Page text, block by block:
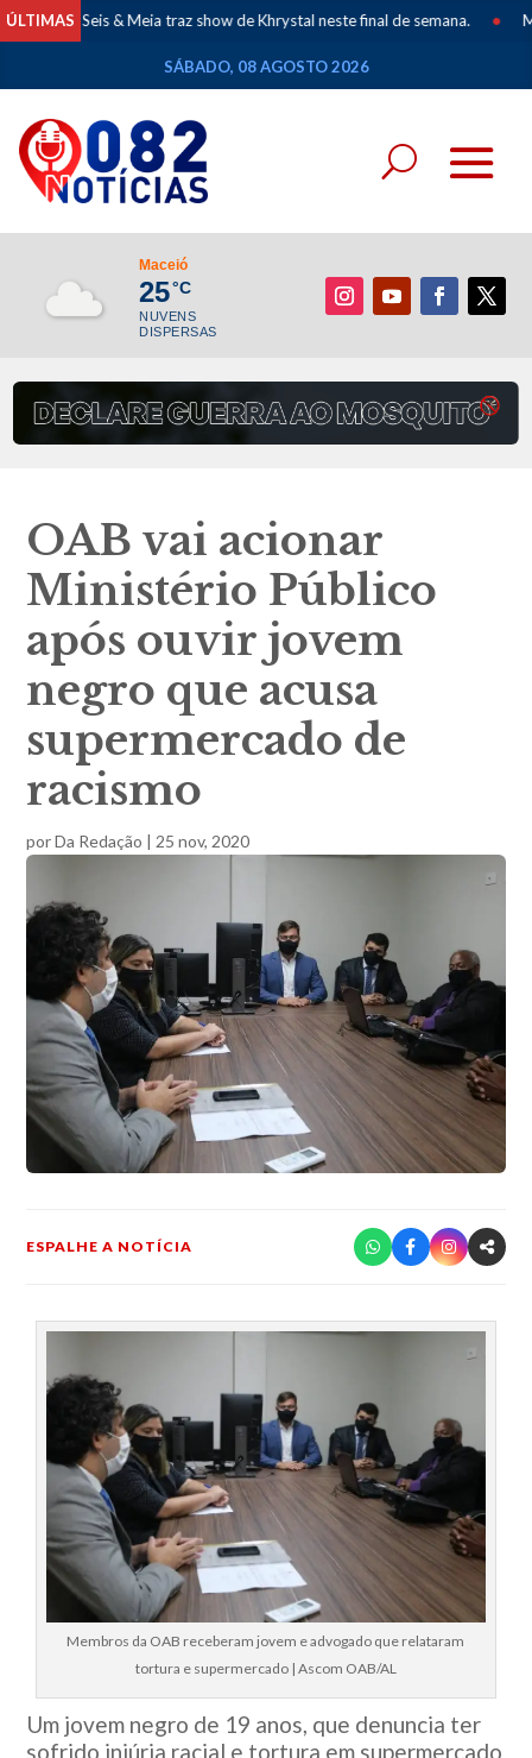
ÚLTIMAS
Seis & Meia traz show de Khrystal neste final de semana. •
SÁBADO, 08 AGOSTO 2026
Maceió
25°C
NUVENS
DISPERSAS
OAB vai acionar
Ministério Público
após ouvir jovem
negro que acusa
supermercado de
racismo
porDa Redação | 25 nov, 2020
ESPALHE A NOTÍCIA
Membros da OAB receberam jovem e advogado que relataram
tortura e supermercado | Ascom OAB/AL
Um jovem negro de 19 anos, que denuncia ter
sofrido injúria racial e tortura em supermercado